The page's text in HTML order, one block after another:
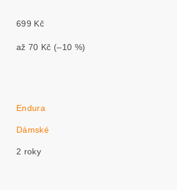
699 Kč
až70 Kč (–10 %)
Endura
Dámské
2 roky